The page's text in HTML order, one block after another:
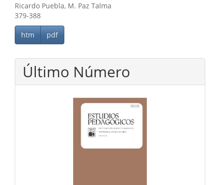
Ricardo Puebla, M. Paz Talma
379-388
htm pdf
Último Número